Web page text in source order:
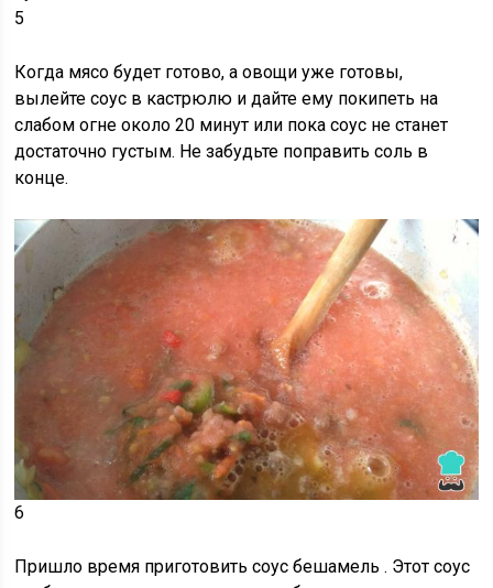
5
Когда мясо будет готово, а овощи уже готовы,
вылейте соус в кастрюлю и дайте ему покипеть на
слабом огнеоколо 20 минут или пока соус не станет
достаточно густым. Не забудьте поправить соль в
конце.
6
Пришло время приготовить соус бешамель . Этот соус